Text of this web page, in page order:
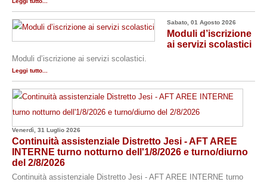
Sabato, 01 Agosto 2026
Moduli d’iscrizione
ai servizi scolastici
Moduli d’iscrizione ai servizi scolastici.
Leggi tutto...
Venerdì, 31 Luglio 2026
Continuità assistenziale Distretto Jesi - AFT AREE
INTERNE turno notturno dell'1/8/2026 e turno/diurno
del 2/8/2026
Continuità assistenziale Distretto Jesi - AFT AREE INTERNE turno